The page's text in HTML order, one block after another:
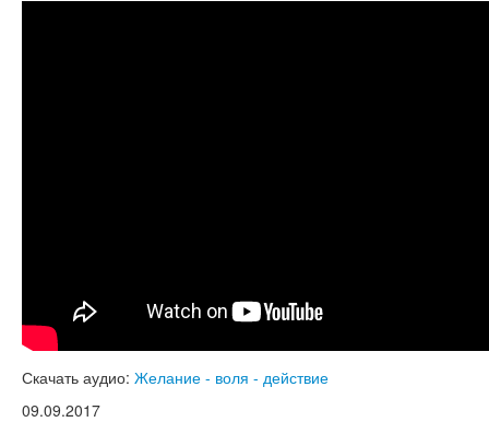
Скачать аудио: Желание - воля - действие
09.09.2017